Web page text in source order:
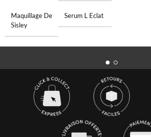
Maquillage De
Sisley
Serum L Eclat